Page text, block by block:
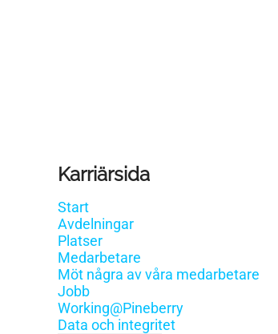
Karriärsida
Start
Avdelningar
Platser
Medarbetare
Möt några av våra medarbetare
Jobb
Working@Pineberry
Data och integritet